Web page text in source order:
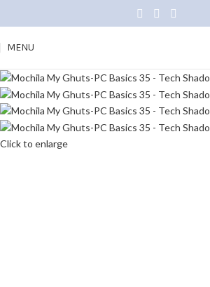
MENU
Click to enlarge